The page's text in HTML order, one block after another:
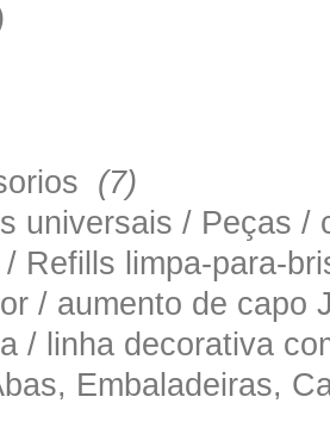
(7)
universais / Peças
/ Refills limpa-para-
/ aumento de
/ linha decorativa
Embaladeiras,